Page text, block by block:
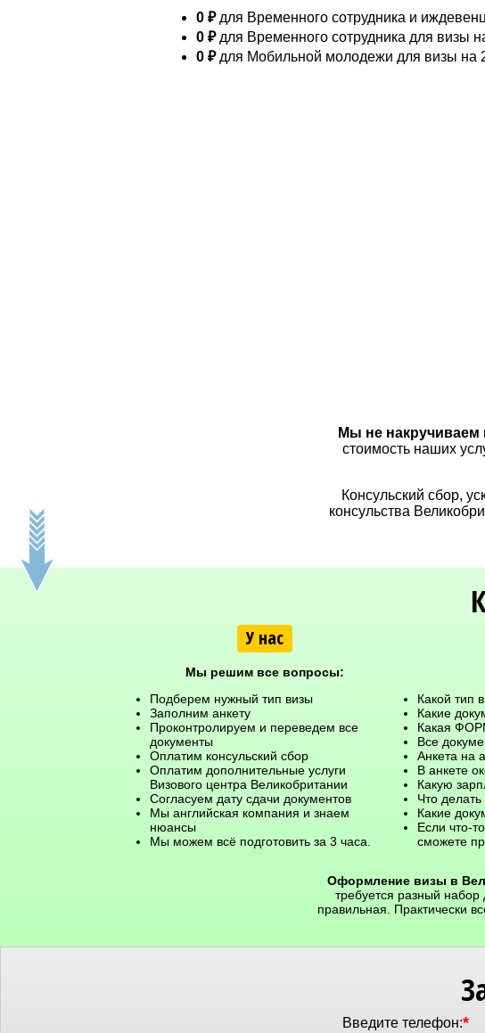
0 ₽для Временного сотрудника и
0 ₽для Временного сотрудника для визы
0 ₽для Мобильной молодежи для визы на
Мы не накручиваем
стоимость наших
Консульский сбор,
консульства
У нас
Мы решим все вопросы:
Подберем нужный тип визы
Заполним анкету
Проконтролируем и переведем все
документы
Оплатим консульский сбор
Оплатим дополнительные услуги
Визового центра Великобритании
Согласуем дату сдачи документов
Мы английская компания и знаем
нюансы
Мы можем всё подготовить за 3 часа.
Какой тип
Какие
Какая
Все
Анкета на
В анкете
Какую
Что
Какие
Если что-
сможете
Оформление визы в
требуется разный
правильная. Практически
Введите телефон:*